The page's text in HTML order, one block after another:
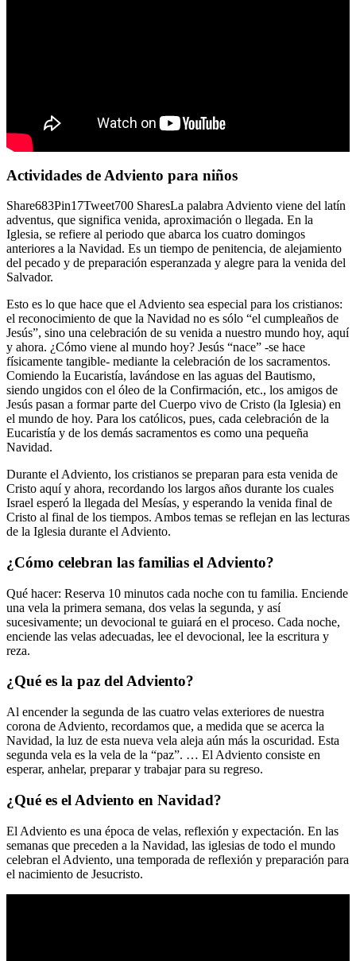
Actividades de Adviento para niños
Share683Pin17Tweet700 SharesLa palabra Adviento viene del latín
adventus, que significa venida, aproximación o llegada. En la
Iglesia, se refiere al periodo que abarca los cuatro domingos
anteriores a la Navidad. Es un tiempo de penitencia, de alejamiento
del pecado y de preparación esperanzada y alegre para la venida del
Salvador.
Esto es lo que hace que el Adviento sea especial para los cristianos:
el reconocimiento de que la Navidad no es sólo “el cumpleaños de
Jesús”, sino una celebración de su venida a nuestro mundo hoy, aquí
y ahora. ¿Cómo viene al mundo hoy? Jesús “nace” -se hace
físicamente tangible- mediante la celebración de los sacramentos.
Comiendo la Eucaristía, lavándose en las aguas del Bautismo,
siendo ungidos con el óleo de la Confirmación, etc., los amigos de
Jesús pasan a formar parte del Cuerpo vivo de Cristo (la Iglesia) en
el mundo de hoy. Para los católicos, pues, cada celebración de la
Eucaristía y de los demás sacramentos es como una pequeña
Navidad.
Durante el Adviento, los cristianos se preparan para esta venida de
Cristo aquí y ahora, recordando los largos años durante los cuales
Israel esperó la llegada del Mesías, y esperando la venida final de
Cristo al final de los tiempos. Ambos temas se reflejan en las lecturas
de la Iglesia durante el Adviento.
¿Cómo celebran las familias el Adviento?
Qué hacer: Reserva 10 minutos cada noche con tu familia. Enciende
una vela la primera semana, dos velas la segunda, y así
sucesivamente; un devocional te guiará en el proceso. Cada noche,
enciende las velas adecuadas, lee el devocional, lee la escritura y
reza.
¿Qué es la paz del Adviento?
Al encender la segunda de las cuatro velas exteriores de nuestra
corona de Adviento, recordamos que, a medida que se acerca la
Navidad, la luz de esta nueva vela aleja aún más la oscuridad. Esta
segunda vela es la vela de la “paz”. … El Adviento consiste en
esperar, anhelar, preparar y trabajar para su regreso.
¿Qué es el Adviento en Navidad?
El Adviento es una época de velas, reflexión y expectación. En las
semanas que preceden a la Navidad, las iglesias de todo el mundo
celebran el Adviento, una temporada de reflexión y preparación para
el nacimiento de Jesucristo.